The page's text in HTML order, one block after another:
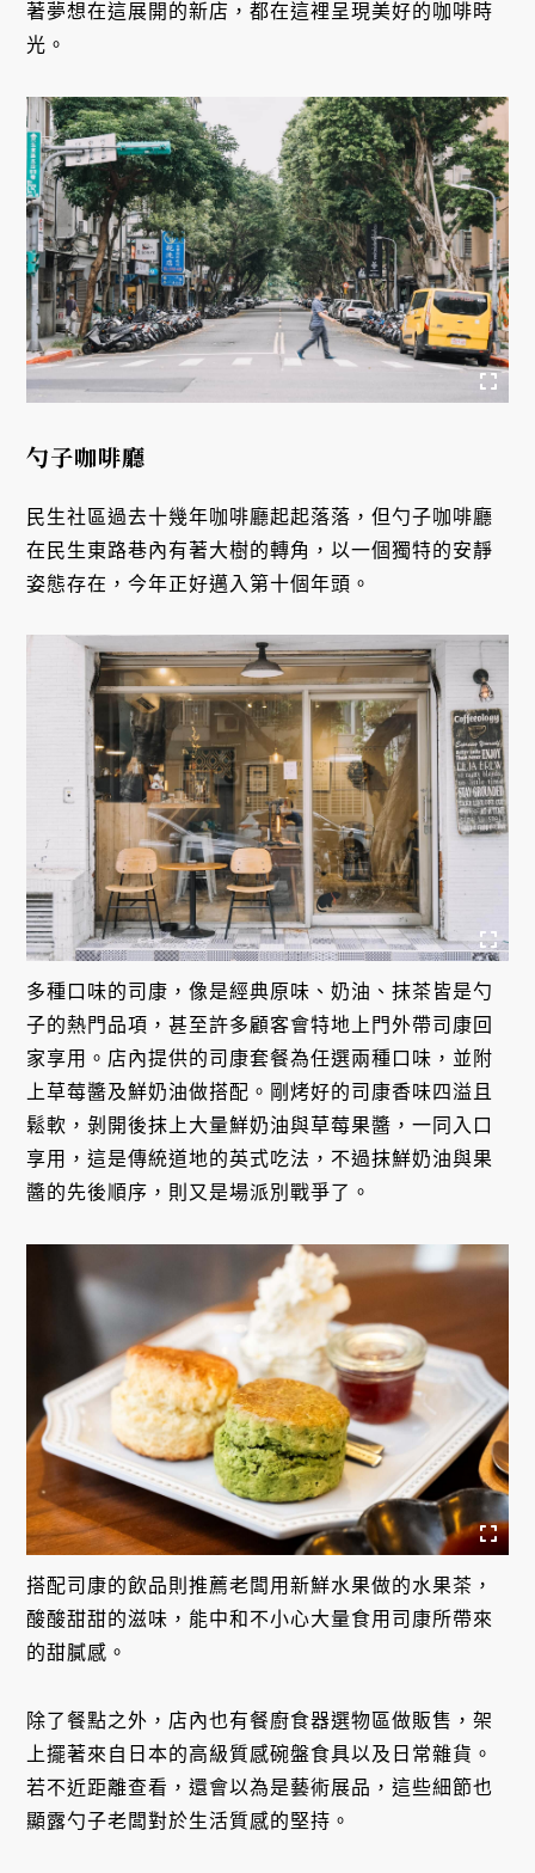
著夢想在這展開的新店，都在這裡呈現美好的咖啡時
光。
勺子咖啡廳
民生社區過去十幾年咖啡廳起起落落，但勺子咖啡廳
在民生東路巷內有著大樹的轉角，以一個獨特的安靜
姿態存在，今年正好邁入第十個年頭。
多種口味的司康，像是經典原味、奶油、抹茶皆是勺
子的熱門品項，甚至許多顧客會特地上門外帶司康回
家享用。店內提供的司康套餐為任選兩種口味，並附
上草莓醬及鮮奶油做搭配。剛烤好的司康香味四溢且
鬆軟，剝開後抹上大量鮮奶油與草莓果醬，一同入口
享用，這是傳統道地的英式吃法，不過抹鮮奶油與果
醬的先後順序，則又是場派別戰爭了。
搭配司康的飲品則推薦老闆用新鮮水果做的水果茶，
酸酸甜甜的滋味，能中和不小心大量食用司康所帶來
的甜膩感。
除了餐點之外，店內也有餐廚食器選物區做販售，架
上擺著來自日本的高級質感碗盤食具以及日常雜貨。
若不近距離查看，還會以為是藝術展品，這些細節也
顯露勺子老闆對於生活質感的堅持。